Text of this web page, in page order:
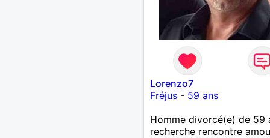
Lorenzo7
Fréjus- 59 ans
Homme divorcé(e) de 59
recherche rencontre